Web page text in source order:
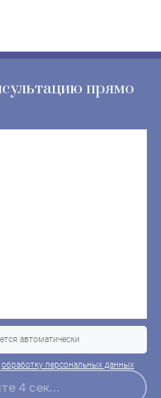
прямо
автоматически
обработку персональных данных